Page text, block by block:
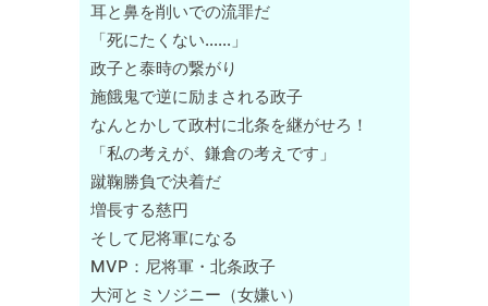
耳と鼻を削いでの流罪だ
「死にたくない……」
政子と泰時の繋がり
施餓鬼で逆に励まされる政子
なんとかして政村に北条を継がせろ！
「私の考えが、鎌倉の考えです」
蹴鞠勝負で決着だ
増長する慈円
そして尼将軍になる
MVP：尼将軍・北条政子
大河とミソジニー（女嫌い）